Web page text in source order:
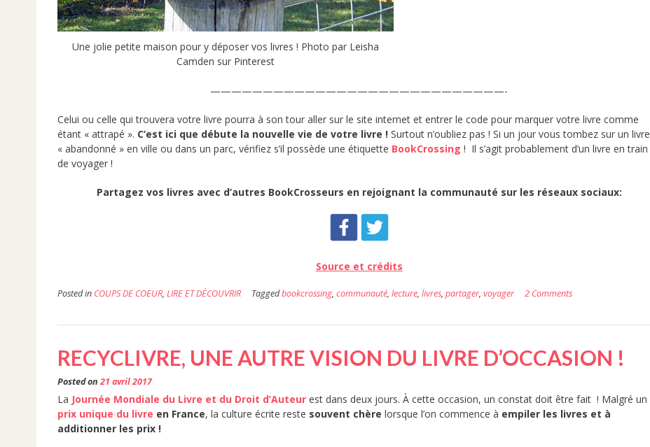
Une jolie petite maison pour y déposer vos livres ! Photo par Leisha
Camden sur Pinterest
————————————————————————————-
Celui ou celle qui trouvera votre livre pourra à son tour aller sur le site internet et entrer le code pour marquer votre livre comme
étant « attrapé ». C’est ici que débute la nouvelle vie de votre livre ! Surtout n’oubliez pas ! Si un jour vous tombez sur un livre
« abandonné » en ville ou dans un parc, vérifiez s’il possède une étiquette BookCrossing ! Il s’agit probablement d’un livre en train
de voyager !
Partagez vos livres avec d’autres BookCrosseurs en rejoignant la communauté sur les réseaux sociaux:
Source et crédits
Posted in COUPS DE COEUR, LIRE ET DÉCOUVRIR Taggedbookcrossing, communauté, lecture, livres, partager, voyager 2 Comments
RECYCLIVRE, UNE AUTRE VISION DU LIVRE D’OCCASION !
Posted on21 avril 2017
La Journée Mondiale du Livre et du Droit d’Auteur est dans deux jours. À cette occasion, un constat doit être fait ! Malgré un
prix unique du livre en France, la culture écrite reste souvent chère lorsque l’on commence à empiler les livres et à
additionner les prix !